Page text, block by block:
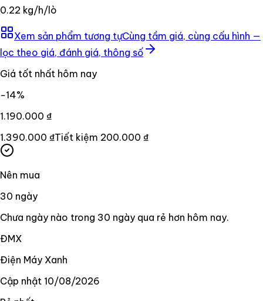
0.22 kg/h/lò
Xem sản phẩm tương tựCùng tầm giá, cùng cấu hình —
lọc theo giá, đánh giá, thông số
Giá tốt nhất hôm nay
−14%
1.190.000 ₫
1.390.000 ₫Tiết kiệm 200.000 ₫
Nên mua
30 ngày
Chưa ngày nào trong 30 ngày qua rẻ hơn hôm nay.
ĐMX
Điện Máy Xanh
Cập nhật 10/08/2026